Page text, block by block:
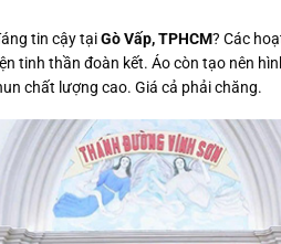
tin cậy tạiGò Vấp, TPHCM? Các
tinh thần đoàn kết. Áo còn tạo nên
chất lượng cao. Giá cả phải chăng.